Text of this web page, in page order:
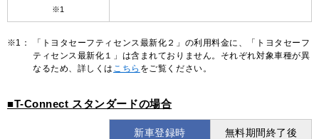
※1
※1：
「トヨタセーフティセンス最新化２」の利用料金に、「トヨタセーフ
ティセンス最新化１」は含まれておりません。それぞれ対象車種が異
なるため、詳しくは こちら をご覧ください。
■T-Connect スタンダードの場合
新車登録時 無料期間終了後